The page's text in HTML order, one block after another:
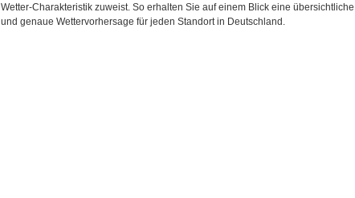
Wetter-Charakteristik zuweist. So erhalten Sie auf einem Blick eine übersichtliche
und genaue Wettervorhersage für jeden Standort in Deutschland.